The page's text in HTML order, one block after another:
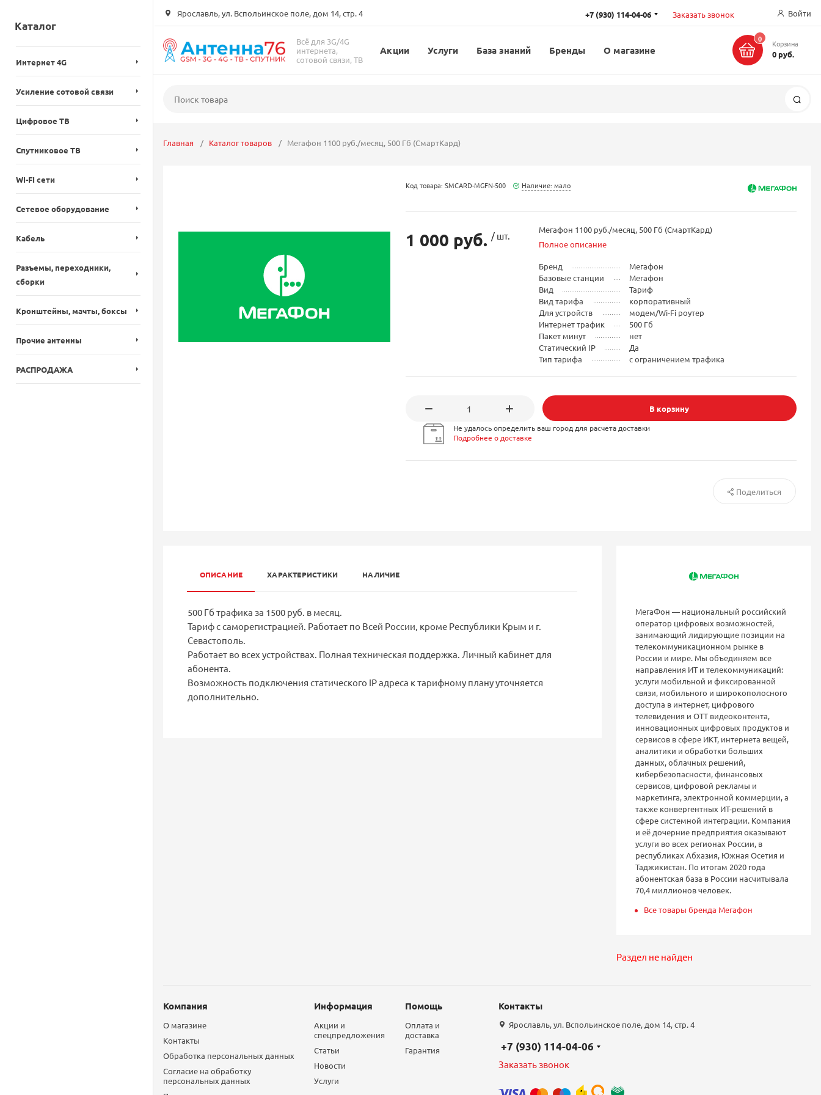
Ярославль, ул. Вспольинское поле, дом 14, стр. 4 +7 (930) 114-04-06 Заказать звонок Войти
Всё для 3G/4G
интернета,
сотовой связи, ТВ
Акции Услуги База знаний Бренды О магазине
0 Корзина
0 руб.
Каталог
Интернет 4G
Усиление сотовой связи
Цифровое ТВ
Спутниковое ТВ
WI-FI сети
Сетевое оборудование
Кабель
Разъемы, переходники,
сборки
Кронштейны, мачты, боксы
Прочие антенны
РАСПРОДАЖА
Главная Каталог товаров Мегафон 1100 руб./месяц, 500 Гб (СмартКард)
Код товара: SMCARD-MGFN-500 Наличие: мало
1 000 руб. / шт.
Мегафон 1100 руб./месяц, 500 Гб (СмартКард)
Полное описание
Бренд
Мегафон
Базовые станции
Мегафон
Вид
Тариф
Вид тарифа
корпоративный
Для устройств
модем/Wi-Fi роутер
Интернет трафик
500 Гб
Пакет минут
нет
Статический IP
Да
Тип тарифа
с ограничением трафика
В корзину
Не удалось определить ваш город для расчета доставки
Подробнее о доставке
Поделиться
ОПИСАНИЕ ХАРАКТЕРИСТИКИ НАЛИЧИЕ
500 Гб трафика за 1500 руб. в месяц.
Тариф с саморегистрацией. Работает по Всей России, кроме Республики Крым и г.
Севастополь.
Работает во всех устройствах. Полная техническая поддержка. Личный кабинет для
абонента.
Возможность подключения статического IP адреса к тарифному плану уточняется
дополнительно.
МегаФон — национальный российский
оператор цифровых возможностей,
занимающий лидирующие позиции на
телекоммуникационном рынке в
России и мире. Мы объединяем все
направления ИТ и телекоммуникаций:
услуги мобильной и фиксированной
связи, мобильного и широкополосного
доступа в интернет, цифрового
телевидения и OTT видеоконтента,
инновационных цифровых продуктов и
сервисов в сфере ИКТ, интернета вещей,
аналитики и обработки больших
данных, облачных решений,
кибербезопасности, финансовых
сервисов, цифровой рекламы и
маркетинга, электронной коммерции, а
также конвергентных ИТ-решений в
сфере системной интеграции. Компания
и её дочерние предприятия оказывают
услуги во всех регионах России, в
республиках Абхазия, Южная Осетия и
Таджикистан. По итогам 2020 года
абонентская база в России насчитывала
70,4 миллионов человек.
Все товары бренда Мегафон
Раздел не найден
Компания
О магазине
Контакты
Обработка персональных данных
Согласие на обработку
персональных данных
Информация
Акции и
спецпредложения
Статьи
Новости
Услуги
Помощь
Оплата и
доставка
Гарантия
Контакты
Ярославль, ул. Вспольинское поле, дом 14, стр. 4
+7 (930) 114-04-06
Заказать звонок